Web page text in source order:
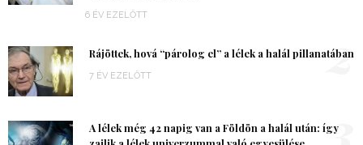
6 ÉV EZELŐTT
Rájöttek, hová “párolog el” a lélek a halál pillanatában
7 ÉV EZELŐTT 2
A lélek még 42 napig van a Földön a halál után: így
3